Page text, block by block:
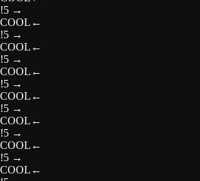
!5 →
COOL ←
!5 →
COOL ←
!5 →
COOL ←
!5 →
COOL ←
!5 →
COOL ←
!5 →
COOL ←
!5 →
COOL ←